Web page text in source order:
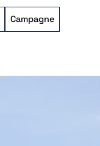
Campagne